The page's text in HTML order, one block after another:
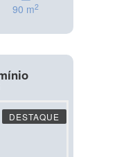
90 m2
DESTAQUE